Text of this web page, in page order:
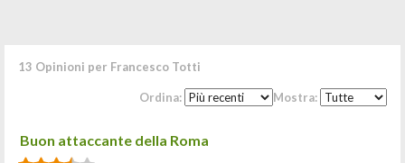
13 Opinioni per Francesco Totti
Ordina: Mostra:
Buon attaccante della Roma